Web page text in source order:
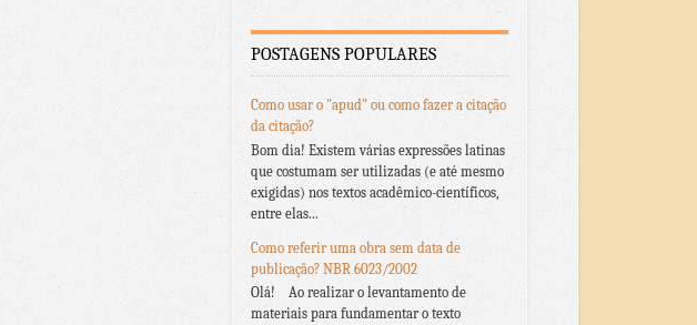
POSTAGENS POPULARES
Como usar o "apud" ou como fazer a citação
da citação?
Bom dia! Existem várias expressões latinas
que costumam ser utilizadas (e até mesmo
exigidas) nos textos acadêmico-científicos,
entre elas...
Como referir uma obra sem data de
publicação? NBR 6023/2002
Olá! Ao realizar o levantamento de
materiais para fundamentar o texto